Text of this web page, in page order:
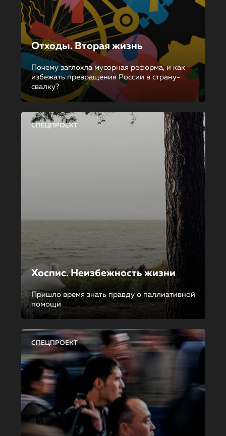
Отходы. Вторая жизнь
Почему заглохла мусорная реформа, и как
избежать превращения России в страну-
свалку?
СПЕЦПРОЕКТ
Хоспис. Неизбежность жизни
Пришло время знать правду о паллиативной
помощи
СПЕЦПРОЕКТ